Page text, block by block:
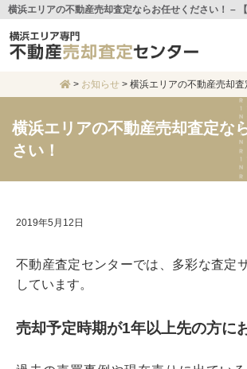
> お知らせ > 横浜エリアの不動産売却査
横浜エリアの不動産売却査定な
さい！
2019年5月12日
不動産査定センターでは、多彩な査定
しています。
売却予定時期が1年以上先の方に